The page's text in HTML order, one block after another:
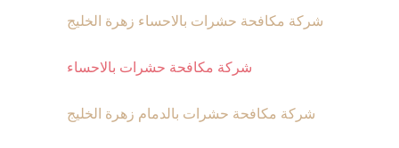
شركة مكافحة حشرات بالاحساء زهرة الخليج
شركة مكافحة حشرات بالاحساء
شركة مكافحة حشرات بالدمام زهرة الخليج